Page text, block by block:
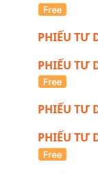
PHIẾU TƯ
PHIẾU TƯ
PHIẾU TƯ
PHIẾU TƯ